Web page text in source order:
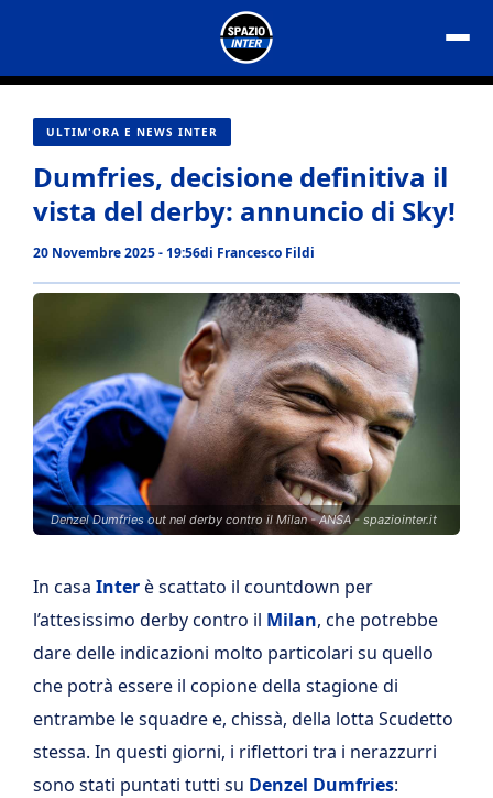
contenuto
ULTIM'ORA E NEWS INTER
Dumfries, decisione definitiva il
vista del derby: annuncio di Sky!
20 Novembre 2025 - 19:56di Francesco Fildi
Denzel Dumfries out nel derby contro il Milan - ANSA - spaziointer.it
In casa Interè scattato il countdown per
l’attesissimo derby contro il Milan, che potrebbe
dare delle indicazioni molto particolari su quello
che potrà essere il copione della stagione di
entrambe le squadre e, chissà, della lotta Scudetto
stessa. In questi giorni, i riflettori tra i nerazzurri
sono stati puntati tutti su Denzel Dumfries: